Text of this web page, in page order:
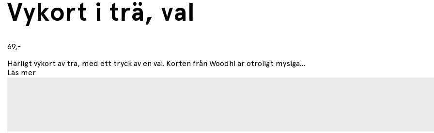
Vykort i trä, val
69,-
Härligt vykort av trä, med ett tryck av en val. Korten från Woodhi är otroligt mysiga...
Läs mer